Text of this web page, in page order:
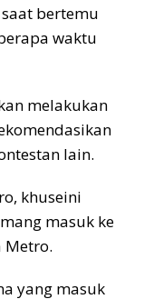
bertemu
waktu
melakukan
lain.
khuseini
masuk ke
Metro.
yang masuk